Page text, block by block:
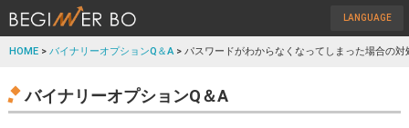
LANGUAGE
HOME > バイナリーオプションQ＆A> パスワードがわからなくなってしまった場合の対
バイナリーオプションQ＆A